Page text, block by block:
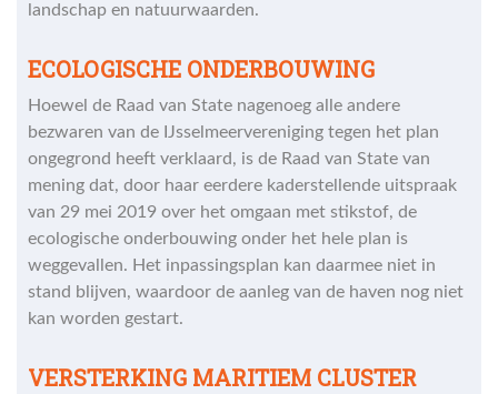
landschap en natuurwaarden.
ECOLOGISCHE ONDERBOUWING
Hoewel de Raad van State nagenoeg alle andere
bezwaren van de IJsselmeervereniging tegen het plan
ongegrond heeft verklaard, is de Raad van State van
mening dat, door haar eerdere kaderstellende uitspraak
van 29 mei 2019 over het omgaan met stikstof, de
ecologische onderbouwing onder het hele plan is
weggevallen. Het inpassingsplan kan daarmee niet in
stand blijven, waardoor de aanleg van de haven nog niet
kan worden gestart.
VERSTERKING MARITIEM CLUSTER